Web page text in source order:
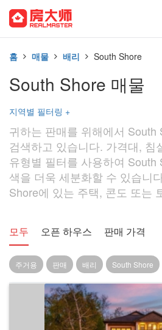
홈 매물 배리 South Shore
South Shore 매물
지역별 필터링 +
귀하는 판매를 위해에서 South
검색하고 있습니다. 가격대, 침
유형별 필터를 사용하여 South
색을 더욱 세분화할 수 있습니
Shore에 있는 주택, 콘도 또는
모두 오픈 하우스 판매 가격
주거용 판매 배리 South Shore